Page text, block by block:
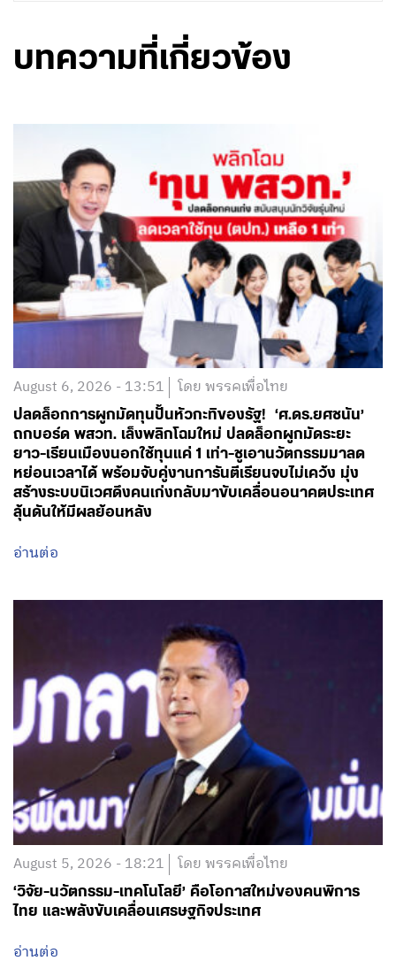
บทความที่เกี่ยวข้อง
August 6, 2026 - 13:51 โดย พรรคเพื่อไทย
ปลดล็อกการผูกมัดทุนปั้นหัวกะทิของรัฐ! ‘ศ.ดร.ยศชนัน’
ถกบอร์ด พสวท. เล็งพลิกโฉมใหม่ ปลดล็อกผูกมัดระยะ
ยาว-เรียนเมืองนอกใช้ทุนแค่ 1 เท่า-ชูเอานวัตกรรมมาลด
หย่อนเวลาได้ พร้อมจับคู่งานการันตีเรียนจบไม่เคว้ง มุ่ง
สร้างระบบนิเวศดึงคนเก่งกลับมาขับเคลื่อนอนาคตประเทศ
ลุ้นดันให้มีผลย้อนหลัง
อ่านต่อ
August 5, 2026 - 18:21 โดย พรรคเพื่อไทย
‘วิจัย-นวัตกรรม-เทคโนโลยี’ คือโอกาสใหม่ของคนพิการ
ไทย และพลังขับเคลื่อนเศรษฐกิจประเทศ
อ่านต่อ